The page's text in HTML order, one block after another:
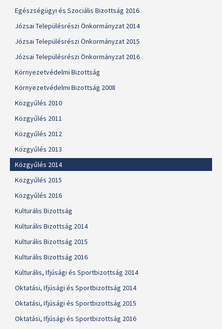
Egészségügyi és Szociális Bizottság 2016
Józsai Településrészi Önkormányzat 2014
Józsai Településrészi Önkormányzat 2015
Józsai Településrészi Önkormányzat 2016
Környezetvédelmi Bizottság
Környezetvédelmi Bizottság 2008
Közgyűlés 2010
Közgyűlés 2011
Közgyűlés 2012
Közgyűlés 2013
Közgyűlés 2014
Közgyűlés 2015
Közgyűlés 2016
Kulturális Bizottság
Kulturális Bizottság 2014
Kulturális Bizottság 2015
Kulturális Bizottság 2016
Kulturális, Ifjúsági és Sportbizottság 2014
Oktatási, Ifjúsági és Sportbizottság 2014
Oktatási, Ifjúsági és Sportbizottság 2015
Oktatási, Ifjúsági és Sportbizottság 2016